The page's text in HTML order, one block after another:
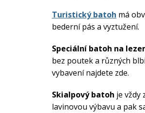
Turistický batoh má
bederní pás a vyztužení.
Speciální batoh na
bez poutek a různých
vybavení najdete zde.
Skialpový batoh je vždy
lavinovou výbavu a pak